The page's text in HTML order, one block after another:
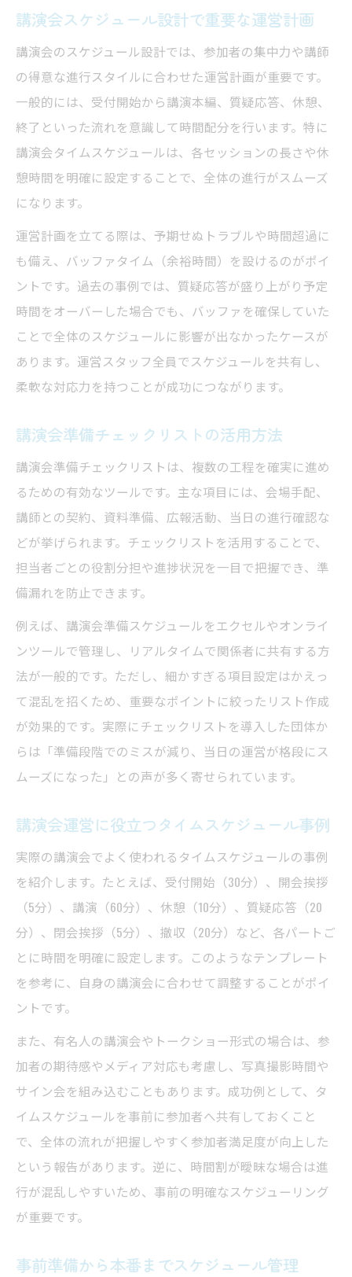
講演会スケジュール設計で重要な運営計画
講演会のスケジュール設計では、参加者の集中力や講師
の得意な進行スタイルに合わせた運営計画が重要です。
一般的には、受付開始から講演本編、質疑応答、休憩、
終了といった流れを意識して時間配分を行います。特に
講演会タイムスケジュールは、各セッションの長さや休
憩時間を明確に設定することで、全体の進行がスムーズ
になります。
運営計画を立てる際は、予期せぬトラブルや時間超過に
も備え、バッファタイム（余裕時間）を設けるのがポイ
ントです。過去の事例では、質疑応答が盛り上がり予定
時間をオーバーした場合でも、バッファを確保していた
ことで全体のスケジュールに影響が出なかったケースが
あります。運営スタッフ全員でスケジュールを共有し、
柔軟な対応力を持つことが成功につながります。
講演会準備チェックリストの活用方法
講演会準備チェックリストは、複数の工程を確実に進め
るための有効なツールです。主な項目には、会場手配、
講師との契約、資料準備、広報活動、当日の進行確認な
どが挙げられます。チェックリストを活用することで、
担当者ごとの役割分担や進捗状況を一目で把握でき、準
備漏れを防止できます。
例えば、講演会準備スケジュールをエクセルやオンライ
ンツールで管理し、リアルタイムで関係者に共有する方
法が一般的です。ただし、細かすぎる項目設定はかえっ
て混乱を招くため、重要なポイントに絞ったリスト作成
が効果的です。実際にチェックリストを導入した団体か
らは「準備段階でのミスが減り、当日の運営が格段にス
ムーズになった」との声が多く寄せられています。
講演会運営に役立つタイムスケジュール事例
実際の講演会でよく使われるタイムスケジュールの事例
を紹介します。たとえば、受付開始（30分）、開会挨拶
（5分）、講演（60分）、休憩（10分）、質疑応答（20
分）、閉会挨拶（5分）、撤収（20分）など、各パートご
とに時間を明確に設定します。このようなテンプレート
を参考に、自身の講演会に合わせて調整することがポイ
ントです。
また、有名人の講演会やトークショー形式の場合は、参
加者の期待感やメディア対応も考慮し、写真撮影時間や
サイン会を組み込むこともあります。成功例として、タ
イムスケジュールを事前に参加者へ共有しておくこと
で、全体の流れが把握しやすく参加者満足度が向上した
という報告があります。逆に、時間割が曖昧な場合は進
行が混乱しやすいため、事前の明確なスケジューリング
が重要です。
事前準備から本番までスケジュール管理